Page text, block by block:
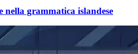
nella grammatica islandese